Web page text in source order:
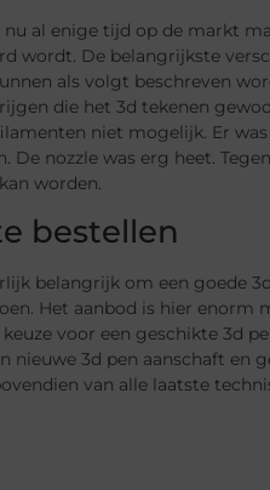
nu al enige tijd op de markt
wordt. De belangrijkste
als volgt beschreven
die het 3d tekenen
niet mogelijk. Er
De nozzle was erg heet.
worden.
bestellen
belangrijk om een goede
Het aanbod is hier enorm
voor een geschikte 3d
nieuwe 3d pen aanschaft en
van alle laatste